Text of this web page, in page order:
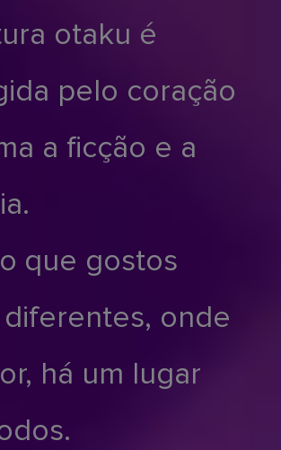
otaku é
pelo coração
a ficção e a
que gostos
diferentes, onde
há um lugar